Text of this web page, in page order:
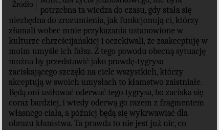
Źródło
potrzebna ta wiedza do czasu, gdy stała się
niezbędna do zrozumienia, jak funkcjonują ci, którzy
złamali wobec mnie przykazania ustanowione w
kulturze chrześcijańskiej i oczekiwali, że zaakceptuję w
moim umyśle ich fałsz. Z tego powodu obecną sytuację
można by przedstawić jako prawdę‐tygrysa
zaciskającego szczęki na ciele wszystkich, którzy
akceptują w swoich umysłach to kłamstwo zaistniałe.
Będą oni usiłować oderwać tego tygrysa, bo zaciska się
coraz bardziej, i wtedy oderwą go razem z fragmentem
własnego ciała, a później będą się wykrwawiać dla
obrazu kłamstwa. Ta prawda to nie jest już nic, co